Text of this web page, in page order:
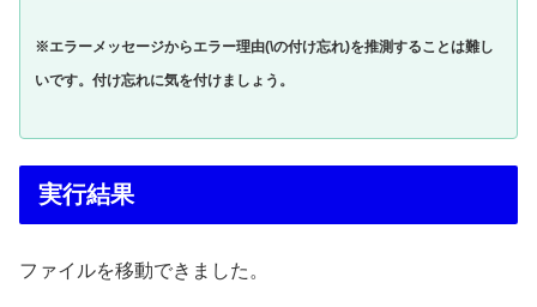
※エラーメッセージからエラー理由(\の付け忘れ)を推測することは難し
いです。付け忘れに気を付けましょう。
実行結果
ファイルを移動できました。